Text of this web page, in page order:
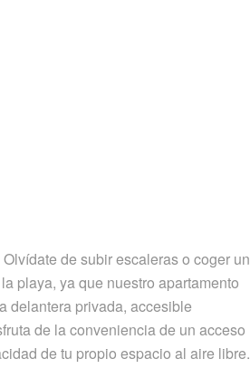
de subir escaleras o coger un
playa, ya que nuestro apartamento
delantera privada, accesible
de la conveniencia de un acceso
de tu propio espacio al aire libre.